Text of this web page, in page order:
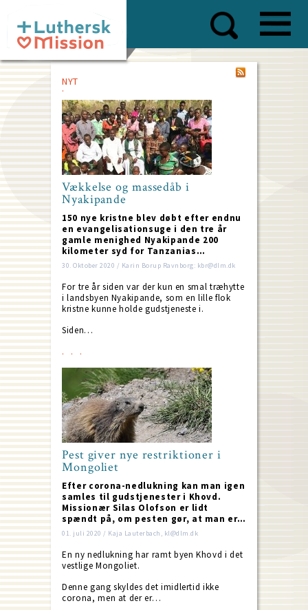
main
content
NYT
Vækkelse og massedåb i
Nyakipande
150 nye kristne blev døbt efter endnu
en evangelisationsuge i den tre år
gamle menighed Nyakipande 200
kilometer syd for Tanzanias…
30. Oktober 2020 / Karin Borup Ravnborg: kbr@dlm.dk
For tre år siden var der kun en smal træhytte
i landsbyen Nyakipande, som en lille flok
kristne kunne holde gudstjeneste i.
Siden…
Pest giver nye restriktioner i
Mongoliet
Efter corona-nedlukning kan man igen
samles til gudstjenester i Khovd.
Missionær Silas Olofson er lidt
spændt på, om pesten gør, at man er…
01. juli 2020 / Kaja Lauterbach, kl@dlm.dk
En ny nedlukning har ramt byen Khovd i det
vestlige Mongoliet.
Denne gang skyldes det imidlertid ikke
corona, men at der er…